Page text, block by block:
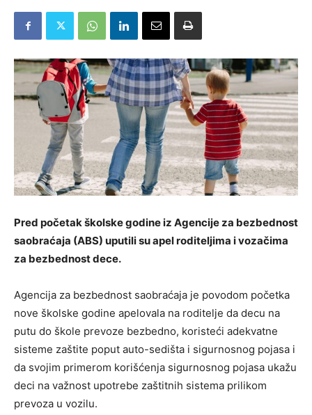
Pred početak školske godine iz Agencije za bezbednost
saobraćaja (ABS) uputili su apel roditeljima i vozačima
za bezbednost dece.
Agencija za bezbednost saobraćaja je povodom početka
nove školske godine apelovala na roditelje da decu na
putu do škole prevoze bezbedno, koristeći adekvatne
sisteme zaštite poput auto-sedišta i sigurnosnog pojasa i
da svojim primerom korišćenja sigurnosnog pojasa ukažu
deci na važnost upotrebe zaštitnih sistema prilikom
prevoza u vozilu.